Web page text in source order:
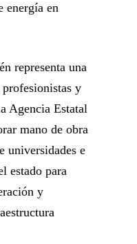
energía en
representa una
y
Agencia Estatal
mano de obra
universidades e
estado para
y